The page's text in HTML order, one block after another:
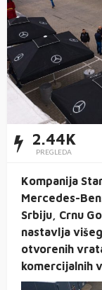
2.44K
PREGLEDA
Kompanija
Mercedes-
Srbiju, Crnu
nastavlja
otvorenih
komercijalnih